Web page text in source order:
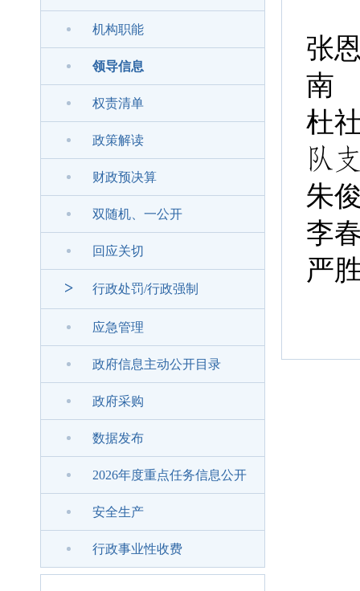
机构职能
领导信息
权责清单
政策解读
财政预决算
双随机、一公开
回应关切
> 行政处罚/行政强制
应急管理
政府信息主动公开目录
政府采购
数据发布
2026年度重点任务信息公开
安全生产
行政事业性收费
张
南
杜
队
朱
李
严